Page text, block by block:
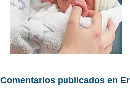
Comentarios publicados en